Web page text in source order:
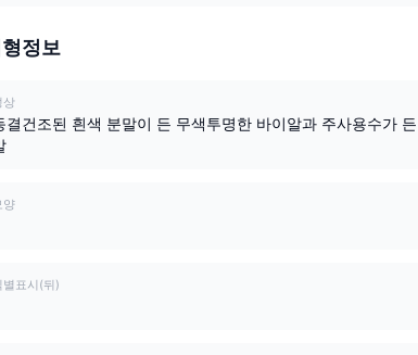
정보
상
결건조된 흰색 분말이 든 무색투명한 바이알과 주사용수가
양
별표시(뒤)